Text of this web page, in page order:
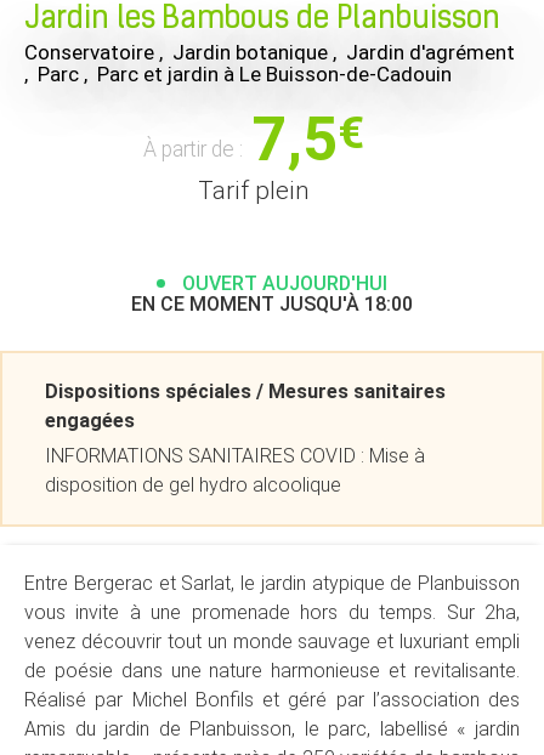
Jardin les Bambous de Planbuisson
Conservatoire , Jardin botanique , Jardin d'agrément
, Parc , Parc et jardin à Le Buisson-de-Cadouin
À partir de : 7,5€
Tarif plein
OUVERT AUJOURD'HUI
EN CE MOMENT JUSQU'À 18:00
Dispositions spéciales / Mesures sanitaires
engagées
INFORMATIONS SANITAIRES COVID : Mise à
disposition de gel hydro alcoolique
Entre Bergerac et Sarlat, le jardin atypique de Planbuisson
vous invite à une promenade hors du temps. Sur 2ha,
venez découvrir tout un monde sauvage et luxuriant empli
de poésie dans une nature harmonieuse et revitalisante.
Réalisé par Michel Bonfils et géré par l’association des
Amis du jardin de Planbuisson, le parc, labellisé « jardin